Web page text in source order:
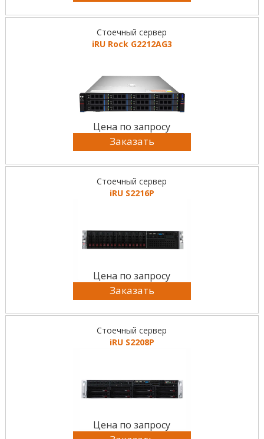
Стоечный сервер
iRU Rock G2212AG3
Цена по запросу
Заказать
Стоечный сервер
iRU S2216P
Цена по запросу
Заказать
Стоечный сервер
iRU S2208P
Цена по запросу